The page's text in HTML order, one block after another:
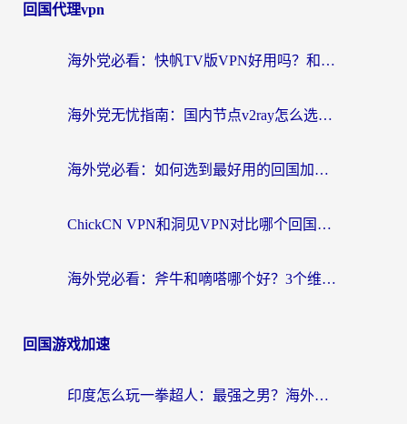
回国代理vpn
海外党必看：快帆TV版VPN好用吗？和快游VPN对比哪个回国效果更好？附实用避坑指南
海外党无忧指南：国内节点v2ray怎么选？一键回国VPN+多场景实测帮你避坑
海外党必看：如何选到最好用的回国加速器？从节点到售后的全维度指南
ChickCN VPN和洞见VPN对比哪个回国效果更好？海外党亲测3款加速器+避坑指南
海外党必看：斧牛和嘀嗒哪个好？3个维度教你选对回国加速器
回国游戏加速
印度怎么玩一拳超人：最强之男？海外党国服游戏加速避坑指南